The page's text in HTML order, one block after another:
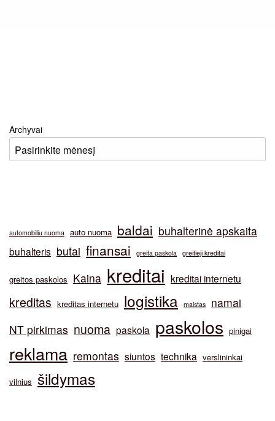
Archyvai
automobiliu nuoma auto nuoma baldai buhalterinė apskaita
buhalteris butai finansai greita paskola greitieji kreditai
greitos paskolos Kaina kreditai kreditai internetu
kreditas kreditas internetu logistika maistas
namai
NT pirkimas nuoma paskola paskolos pinigai
reklama remontas siuntos technika verslininkai
vilnius šildymas